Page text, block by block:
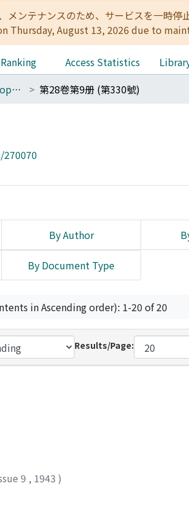
メンテナンスのため、サービスを一
Thursday, August 13, 2026 due to
Access Statistics
The Journal of Philosophical Studies 第28卷第9册 (第330號)
By Author
By Document Type
in Ascending order): 1-20 of 20
Results/Page:
9 , 1943 )